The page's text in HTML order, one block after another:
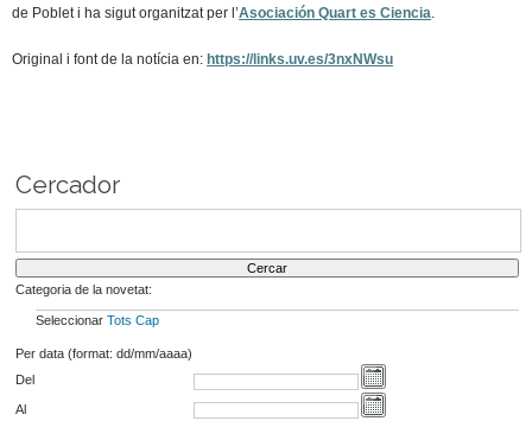
de Poblet i ha sigut organitzat per l’Asociación Quart es Ciencia
Original i font de la notícia en:https://links.uv.es/3nxNWsu
Cercador
Categoria de la novetat:
Seleccionar Tots Cap
Per data (format: dd/mm/aaaa)
Del
Al